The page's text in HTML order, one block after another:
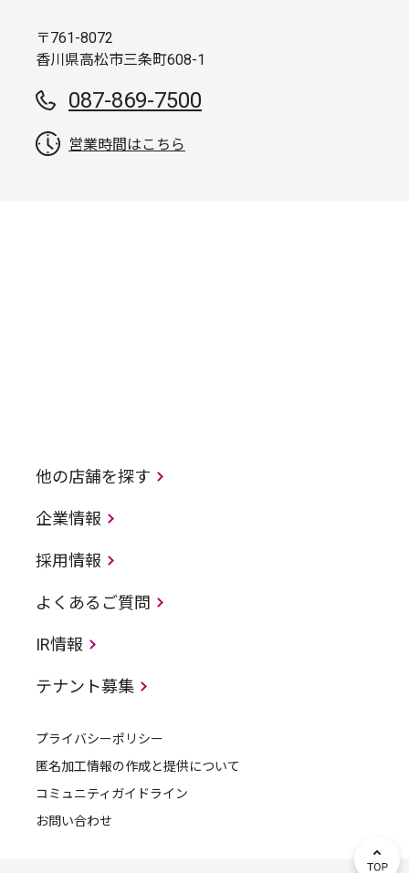
〒761-8072
香川県高松市三条町608-1
087-869-7500
営業時間はこちら
他の店舗を探す
企業情報
採用情報
よくあるご質問
IR情報
テナント募集
プライバシーポリシー
匿名加工情報の作成と提供について
コミュニティガイドライン
お問い合わせ